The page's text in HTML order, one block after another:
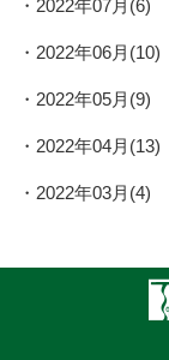
2022年07月(6)
2022年06月(10)
2022年05月(9)
2022年04月(13)
2022年03月(4)